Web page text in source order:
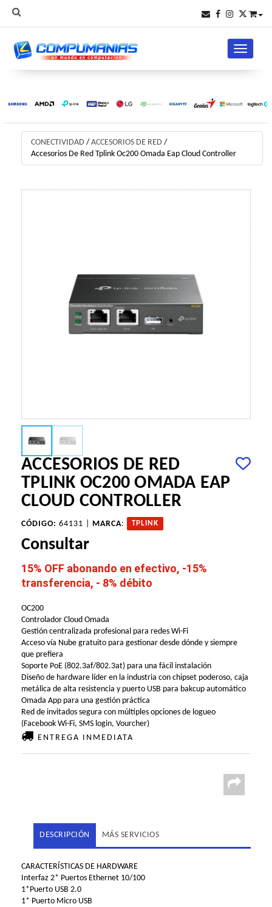
Toggle
CONECTIVIDAD / ACCESORIOS DE RED /
Accesorios De Red Tplink Oc200 Omada Eap Cloud Controller
ACCESORIOS DE RED
TPLINK OC200 OMADA EAP
CLOUD CONTROLLER
CÓDIGO: 64131 | MARCA: TPLINK
Consultar
15% OFF abonando en efectivo, -15%
transferencia, - 8% débito
OC200
Controlador Cloud Omada
Gestión centralizada profesional para redes Wi-Fi
Acceso vía Nube gratuito para gestionar desde dónde y siempre
que prefiera
Soporte PoE (802.3af/802.3at) para una fácil instalación
Diseño de hardware líder en la industria con chipset poderoso, caja
metálica de alta resistencia y puerto USB para bakcup automático
Omada App para una gestión práctica
Red de invitados segura con múltiples opciones de logueo
(Facebook Wi-Fi, SMS login, Vourcher)
ENTREGA INMEDIATA
DESCRIPCIÓN MÁS SERVICIOS
CARACTERÍSTICAS DE HARDWARE
Interfaz 2* Puertos Ethernet 10/100
1*Puerto USB 2.0
1* Puerto Micro USB